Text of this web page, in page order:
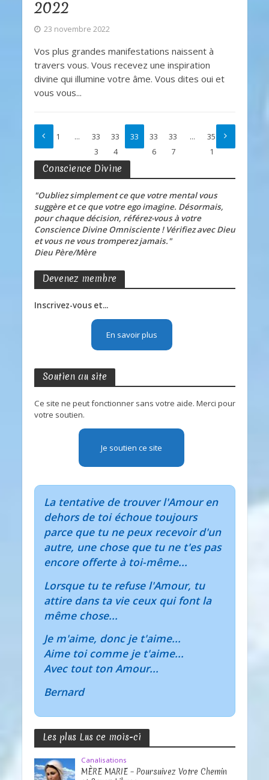
2022
23 novembre 2022
Vos plus grandes manifestations naissent à
travers vous. Vous recevez une inspiration
divine qui illumine votre âme. Vous dites oui et
vous vous...
1 …
33
3
33
4
33
5
33
6
33
7
…
35
1
Conscience Divine
"Oubliez simplement ce que votre mental vous
suggère et ce que votre ego imagine. Désormais,
pour chaque décision, référez-vous à votre
Conscience Divine Omnisciente ! Vérifiez avec Dieu
et vous ne vous tromperez jamais."
Dieu Père/Mère
Devenez membre
Inscrivez-vous et...
En savoir plus
Soutien au site
Ce site ne peut fonctionner sans votre aide. Merci pour
votre soutien.
Je soutien ce site
La tentative de trouver l'Amour en
dehors de toi échoue toujours
parce que tu ne peux recevoir d'un
autre, une chose que tu ne t'es pas
encore offerte à toi-même...
Lorsque tu te refuse l'Amour, tu
attire dans ta vie ceux qui font la
même chose...
Je m'aime, donc je t'aime...
Aime toi comme je t'aime...
Avec tout ton Amour...
Bernard
Les plus Lus ce mois-ci
Canalisations
MÈRE MARIE – Poursuivez Votre Chemin